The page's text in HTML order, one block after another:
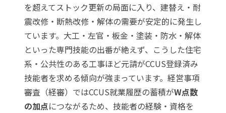
を超えてストック更新の局面に入り、建替え・耐
震改修・断熱改修・解体の需要が安定的に発生し
ています。大工・左官・板金・塗装・防水・解体
といった専門技能の出番が絶えず、こうした住宅
系・公共性のある工事ほど元請がCCUS登録済み
技能者を求める傾向が強まっています。経営事項
審査（経審）ではCCUS就業履歴の蓄積がW点数
の加点につながるため、技能者の経験・資格を